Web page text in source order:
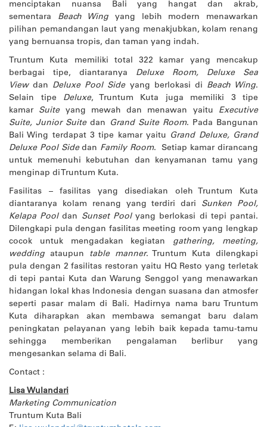
menciptakan nuansa Bali yang hangat dan akrab,
sementara Beach Wing yang lebih modern menawarkan
pilihan pemandangan laut yang menakjubkan, kolam renang
yang bernuansa tropis, dan taman yang indah.
Truntum Kuta memiliki total 322 kamar yang mencakup
berbagai tipe, diantaranya Deluxe Room, Deluxe Sea
Viewdan Deluxe Pool Sideyang berlokasi di Beach Wing.
Selain tipe Deluxe, Truntum Kuta juga memiliki 3 tipe
kamar Suiteyang mewah dan menawan yaitu Executive
Suite, Junior Suitedan Grand Suite Room. Pada Bangunan
Bali Wing terdapat 3 tipe kamar yaitu
Grand Deluxe, Grand
Deluxe Pool Sidedan Family Room. Setiap kamar dirancang
untuk memenuhi kebutuhan dan kenyamanan tamu yang
menginap di Truntum Kuta.
Fasilitas – fasilitas yang disediakan oleh Truntum Kuta
diantaranya kolam renang yang terdiri dari Sunken Pool,
Kelapa Pooldan Sunset Poolyang berlokasi di tepi pantai.
Dilengkapi pula dengan fasilitas meeting room yang lengkap
cocok untuk mengadakan kegiatan gathering, meeting,
wedding ataupun table manner. Truntum Kuta dilengkapi
pula dengan 2 fasilitas restoran yaitu HQ Resto yang terletak
di tepi pantai Kuta dan Warung Senggol yang menawarkan
hidangan lokal khas Indonesia dengan suasana dan atmosfer
seperti pasar malam di Bali. Hadirnya nama baru Truntum
Kuta diharapkan akan membawa semangat baru dalam
peningkatan pelayanan yang lebih baik kepada tamu-tamu
sehingga memberikan pengalaman berlibur yang
mengesankan selama di Bali.
Contact :
Lisa Wulandari
Marketing Communication
Truntum Kuta Bali